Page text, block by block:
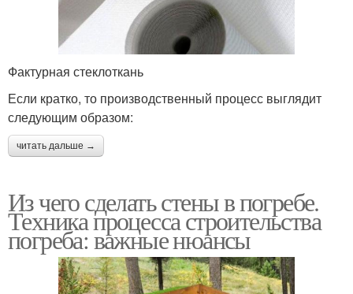
Фактурная стеклоткань
Если кратко, то производственный процесс выглядит
следующим образом:
читать дальше →
Из чего сделать стены в погребе.
Техника процесса строительства
погреба: важные нюансы